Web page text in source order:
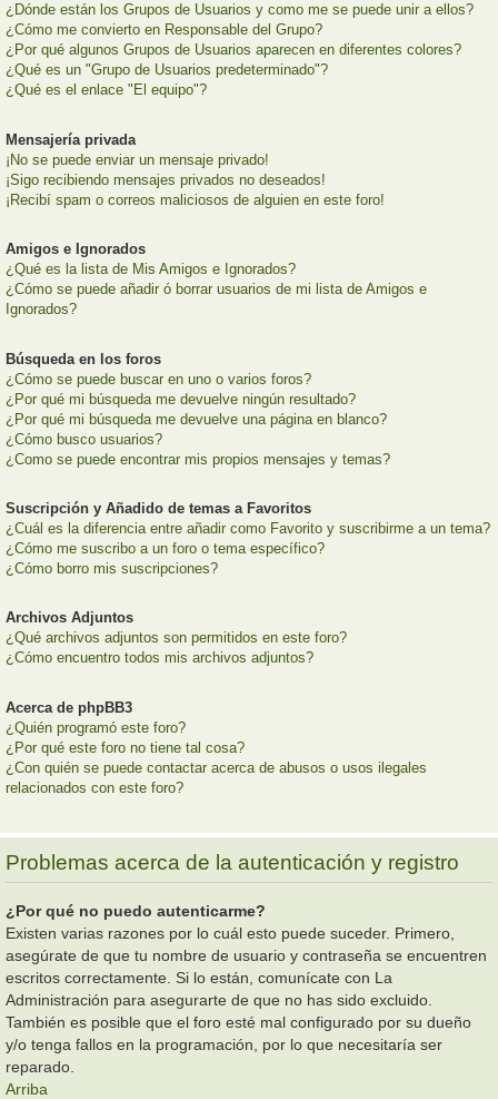
¿Dónde están los Grupos de Usuarios y como me se puede unir a ellos?
¿Cómo me convierto en Responsable del Grupo?
¿Por qué algunos Grupos de Usuarios aparecen en diferentes colores?
¿Qué es un "Grupo de Usuarios predeterminado"?
¿Qué es el enlace "El equipo"?
Mensajería privada
¡No se puede enviar un mensaje privado!
¡Sigo recibiendo mensajes privados no deseados!
¡Recibí spam o correos maliciosos de alguien en este foro!
Amigos e Ignorados
¿Qué es la lista de Mis Amigos e Ignorados?
¿Cómo se puede añadir ó borrar usuarios de mi lista de Amigos e
Ignorados?
Búsqueda en los foros
¿Cómo se puede buscar en uno o varios foros?
¿Por qué mi búsqueda me devuelve ningún resultado?
¿Por qué mi búsqueda me devuelve una página en blanco?
¿Cómo busco usuarios?
¿Como se puede encontrar mis propios mensajes y temas?
Suscripción y Añadido de temas a Favoritos
¿Cuál es la diferencia entre añadir como Favorito y suscribirme a un tema?
¿Cómo me suscribo a un foro o tema específico?
¿Cómo borro mis suscripciones?
Archivos Adjuntos
¿Qué archivos adjuntos son permitidos en este foro?
¿Cómo encuentro todos mis archivos adjuntos?
Acerca de phpBB3
¿Quién programó este foro?
¿Por qué este foro no tiene tal cosa?
¿Con quién se puede contactar acerca de abusos o usos ilegales
relacionados con este foro?
Problemas acerca de la autenticación y registro
¿Por qué no puedo autenticarme?
Existen varias razones por lo cuál esto puede suceder. Primero,
asegúrate de que tu nombre de usuario y contraseña se encuentren
escritos correctamente. Si lo están, comunícate con La
Administración para asegurarte de que no has sido excluido.
También es posible que el foro esté mal configurado por su dueño
y/o tenga fallos en la programación, por lo que necesitaría ser
reparado.
Arriba